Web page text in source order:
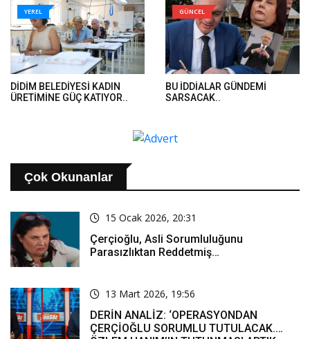
YEREL
DİDİM BELEDİYESİ KADIN
ÜRETİMİNE GÜÇ KATIYOR..
GÜNCEL
BU İDDİALAR GÜNDEMİ
SARSACAK..
Çok Okunanlar
15 Ocak 2026, 20:31
Çerçioğlu, Asli Sorumluluğunu
Parasızlıktan Reddetmiş…
13 Mart 2026, 19:56
DERİN ANALİZ: ‘OPERASYONDAN
ÇERÇİOĞLU SORUMLU TUTULACAK.